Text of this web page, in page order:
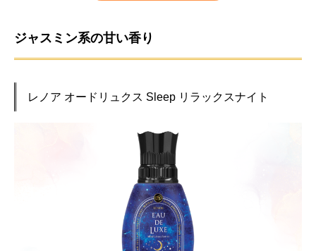
ジャスミン系の甘い香り
レノア オードリュクス Sleep リラックスナイト